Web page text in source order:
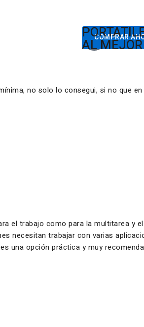
Desde
COMPRAR
AL
no solo lo consegui, si no que
el trabajo como para la multitarea y
necesitan trabajar con varias
una opción práctica y muy